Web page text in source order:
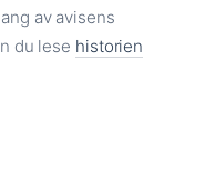
av avisens
du lese historien